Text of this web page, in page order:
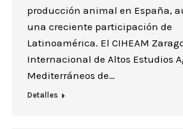
producción animal en España,
una creciente participación de
Latinoamérica. El CIHEAM
Internacional de Altos Estudios
Mediterráneos de…
Detalles